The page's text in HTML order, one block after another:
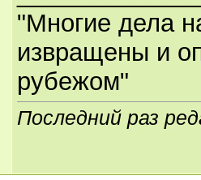
"Многие дела
извращены и
рубежом"
Последний раз